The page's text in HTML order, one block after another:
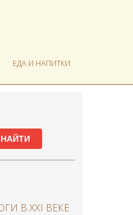
ЕДА И НАПИТКИ
НАЙТИ
В XXI ВЕКЕ